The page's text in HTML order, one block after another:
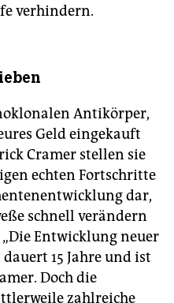
verhindern.
Antikörper,
Geld eingekauft
Cramer stellen sie
echten Fortschritte
dar,
schnell verändern
Entwicklung neuer
15 Jahre und ist
Doch die
zahlreiche